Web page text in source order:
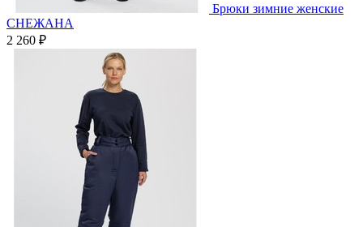
Брюки зимние женские
СНЕЖАНА
2 260 ₽